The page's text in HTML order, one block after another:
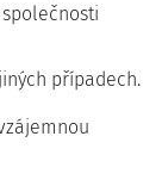
případech.